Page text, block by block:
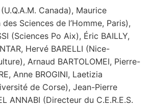
Canada), Maurice
Sciences de l’Homme, Paris),
(Sciences Po Aix), Éric BAILLY,
Hervé BARELLI (Nice-
Arnaud BARTOLOMEI, Pierre-
Anne BROGINI, Laetizia
de Corse), Jean-Pierre
ANNABI (Directeur du C.E.R.E.S.